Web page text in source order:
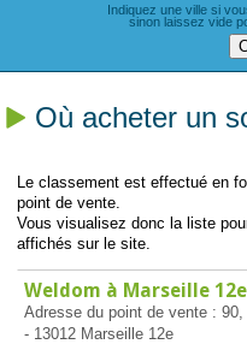
Indiquez une ville si
sinon laissez vide
Où acheter un
Le classement est effectué en
point de vente.
Vous visualisez donc la liste
affichés sur le site.
Weldom à Marseille 12e
Adresse du point de vente :
- 13012 Marseille 12e